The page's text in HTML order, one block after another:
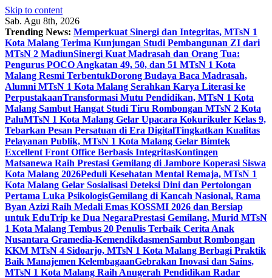
Skip to content
Sab. Agu 8th, 2026
Trending News: Memperkuat Sinergi dan Integritas, MTsN 1
Kota Malang Terima Kunjungan Studi Pembangunan ZI dari
MTsN 2 MadiunSinergi Kuat Madrasah dan Orang Tua:
Pengurus POCO Angkatan 49, 50, dan 51 MTsN 1 Kota
Malang Resmi TerbentukDorong Budaya Baca Madrasah,
Alumni MTsN 1 Kota Malang Serahkan Karya Literasi ke
PerpustakaanTransformasi Mutu Pendidikan, MTsN 1 Kota
Malang Sambut Hangat Studi Tiru Rombongan MTsN 2 Kota
PaluMTsN 1 Kota Malang Gelar Upacara Kokurikuler Kelas 9,
Tebarkan Pesan Persatuan di Era DigitalTingkatkan Kualitas
Pelayanan Publik, MTsN 1 Kota Malang Gelar Bimtek
Excellent Front Office Berbasis IntegritasKontingen
Matsanewa Raih Prestasi Gemilang di Jambore Koperasi Siswa
Kota Malang 2026Peduli Kesehatan Mental Remaja, MTsN 1
Kota Malang Gelar Sosialisasi Deteksi Dini dan Pertolongan
Pertama Luka PsikologisGemilang di Kancah Nasional, Rama
Byan Azizi Raih Medali Emas KOSSMI 2026 dan Bersiap
untuk EduTrip ke Dua NegaraPrestasi Gemilang, Murid MTsN
1 Kota Malang Tembus 20 Penulis Terbaik Cerita Anak
Nusantara Gramedia-KemendikdasmenSambut Rombongan
KKM MTsN 4 Sidoarjo, MTsN 1 Kota Malang Berbagi Praktik
Baik Manajemen KelembagaanGebrakan Inovasi dan Sains,
MTsN 1 Kota Malang Raih Anugerah Pendidikan Radar